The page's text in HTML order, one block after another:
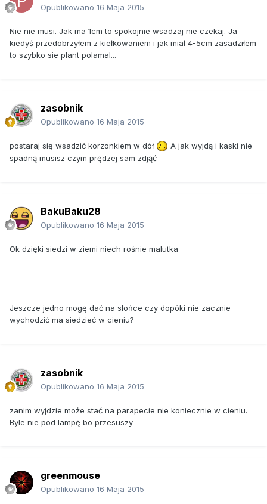
Opublikowano 16 Maja 2015
Nie nie musi. Jak ma 1cm to spokojnie wsadzaj nie czekaj. Ja
kiedyś przedobrzyłem z kiełkowaniem i jak miał 4-5cm zasadziłem
to szybko sie plant polamal...
zasobnik
Opublikowano 16 Maja 2015
postaraj się wsadzić korzonkiem w dół
A jak wyjdą i kaski nie
spadną musisz czym prędzej sam zdjąć
BakuBaku28
Opublikowano 16 Maja 2015
Ok dzięki siedzi w ziemi niech rośnie malutka
Jeszcze jedno mogę dać na słońce czy dopóki nie zacznie
wychodzić ma siedzieć w cieniu?
zasobnik
Opublikowano 16 Maja 2015
zanim wyjdzie może stać na parapecie nie koniecznie w cieniu.
Byle nie pod lampę bo przesuszy
greenmouse
Opublikowano 16 Maja 2015